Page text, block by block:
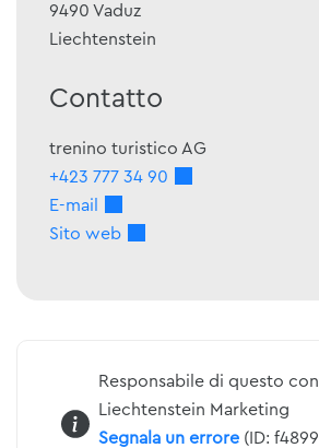
9490 Vaduz
Liechtenstein
Contatto
trenino turistico AG
+423 777 34 90
E-mail
Sito web
Responsabile di questo
Liechtenstein Marketing
Segnala un errore(ID: